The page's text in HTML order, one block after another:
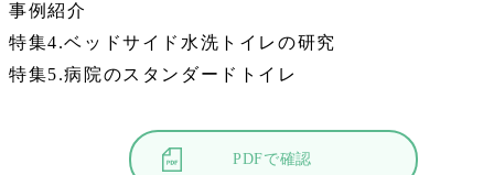
事例紹介
特集4.ベッドサイド水洗トイレの研究
特集5.病院のスタンダードトイレ
PDFで確認